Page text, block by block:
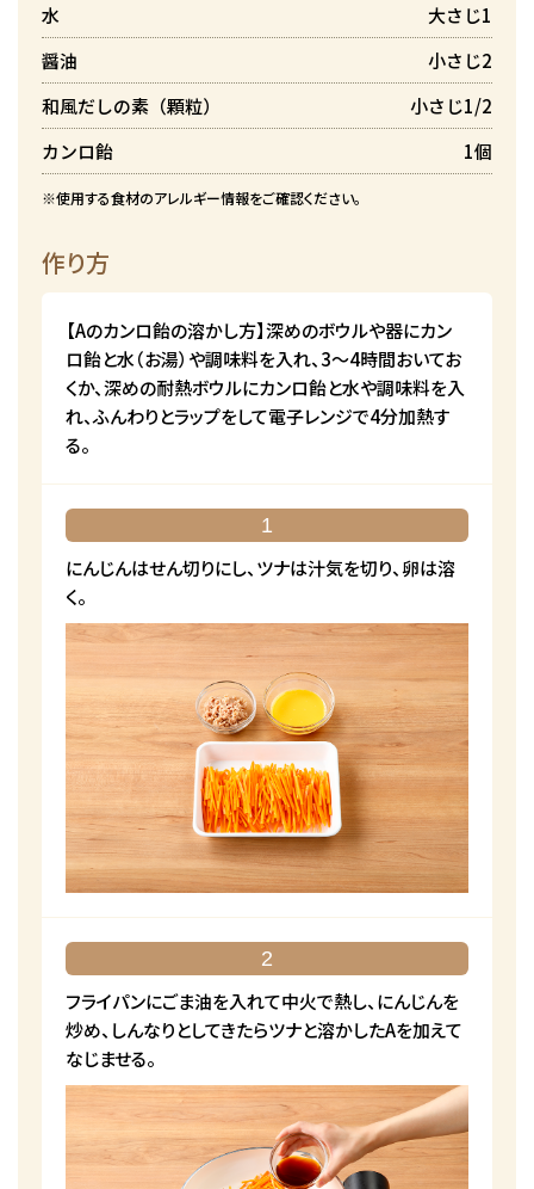
水
大さじ1
醤油
小さじ2
和風だしの素（顆粒）
小さじ1/2
カンロ飴
1個
※使用する食材のアレルギー情報をご確認ください。
作り方
【Aのカンロ飴の溶かし方】深めのボウルや器にカン
ロ飴と水（お湯）や調味料を入れ、3～4時間おいてお
くか、深めの耐熱ボウルにカンロ飴と水や調味料を入
れ、ふんわりとラップをして電子レンジで4分加熱す
る。
1
にんじんはせん切りにし、ツナは汁気を切り、卵は溶
く。
2
フライパンにごま油を入れて中火で熱し、にんじんを
炒め、しんなりとしてきたらツナと溶かしたAを加えて
なじませる。